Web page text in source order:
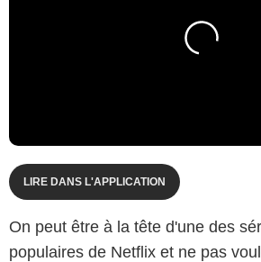
LIRE DANS L'APPLICATION
On peut être à la tête d'une des
populaires de Netflix et ne pas